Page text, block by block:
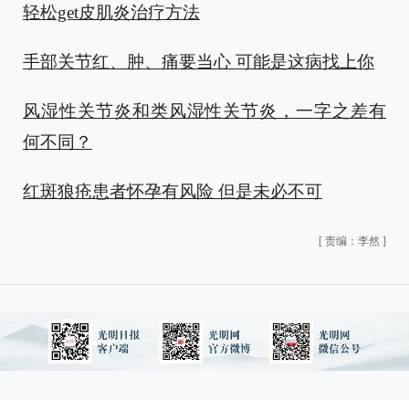
轻松get皮肌炎治疗方法
手部关节红、肿、痛要当心 可能是这病找上你
风湿性关节炎和类风湿性关节炎，一字之差有
何不同？
红斑狼疮患者怀孕有风险 但是未必不可
[ 责编：李然 ]